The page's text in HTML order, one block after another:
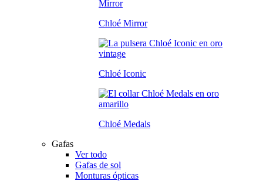
Chloé Mirror
Chloé Iconic
Chloé Medals
Gafas
Ver todo
Gafas de sol
Monturas ópticas